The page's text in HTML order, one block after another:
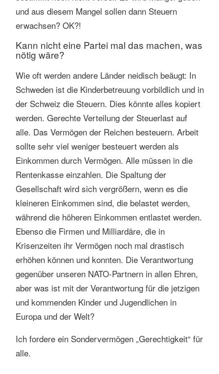
und aus diesem Mangel sollen dann Steuern
erwachsen? OK?!
Kann nicht eine Partei mal das machen, was
nötig wäre?
Wie oft werden andere Länder neidisch beäugt: In
Schweden ist die Kinderbetreuung vorbildlich und in
der Schweiz die Steuern. Dies könnte alles kopiert
werden. Gerechte Verteilung der Steuerlast auf
alle. Das Vermögen der Reichen besteuern. Arbeit
sollte sehr viel weniger besteuert werden als
Einkommen durch Vermögen. Alle müssen in die
Rentenkasse einzahlen. Die Spaltung der
Gesellschaft wird sich vergrößern, wenn es die
kleineren Einkommen sind, die belastet werden,
während die höheren Einkommen entlastet werden.
Ebenso die Firmen und Milliardäre, die in
Krisenzeiten ihr Vermögen noch mal drastisch
erhöhen können und konnten. Die Verantwortung
gegenüber unseren NATO-Partnern in allen Ehren,
aber was ist mit der Verantwortung für die jetzigen
und kommenden Kinder und Jugendlichen in
Europa und der Welt?
Ich fordere ein Sondervermögen „Gerechtigkeit“ für
alle.